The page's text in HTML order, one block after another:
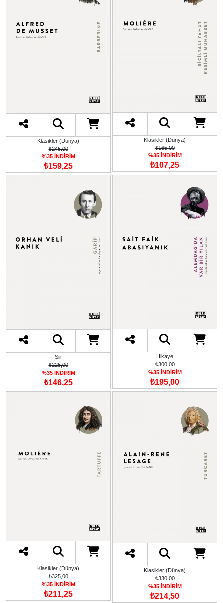
Klasikler (Dünya)
₺245,00
%35 İNDİRİM
₺159,25
Klasikler (Dünya)
₺165,00
%35 İNDİRİM
₺107,25
Şiir
₺225,00
%35 İNDİRİM
₺146,25
Hikaye
₺300,00
%35 İNDİRİM
₺195,00
Klasikler (Dünya)
₺325,00
%35 İNDİRİM
₺211,25
Klasikler (Dünya)
₺330,00
%35 İNDİRİM
₺214,50